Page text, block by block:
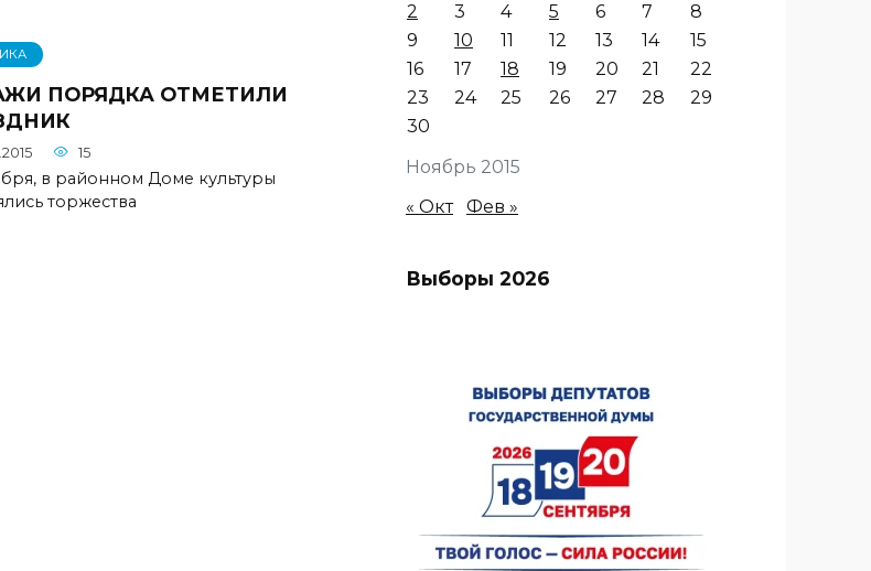
ПОРЯДКА ОТМЕТИЛИ
15
в районном Доме культуры
торжества
Ноябрь 2015
2
3 4 5 6 7
8
9
10 11 12 13 14
15
16
17 18 19 20 21
22
23
24 25 26 27 28
29
30
« Окт Фев »
Выборы 2026